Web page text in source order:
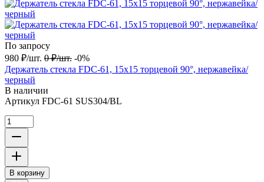
По запросу
980 ₽/шт. 0 ₽/шт. -0%
Держатель стекла FDC-61, 15х15 торцевой 90°, нержавейка/
черный
В наличии
Артикул FDC-61 SUS304/BL
В корзину